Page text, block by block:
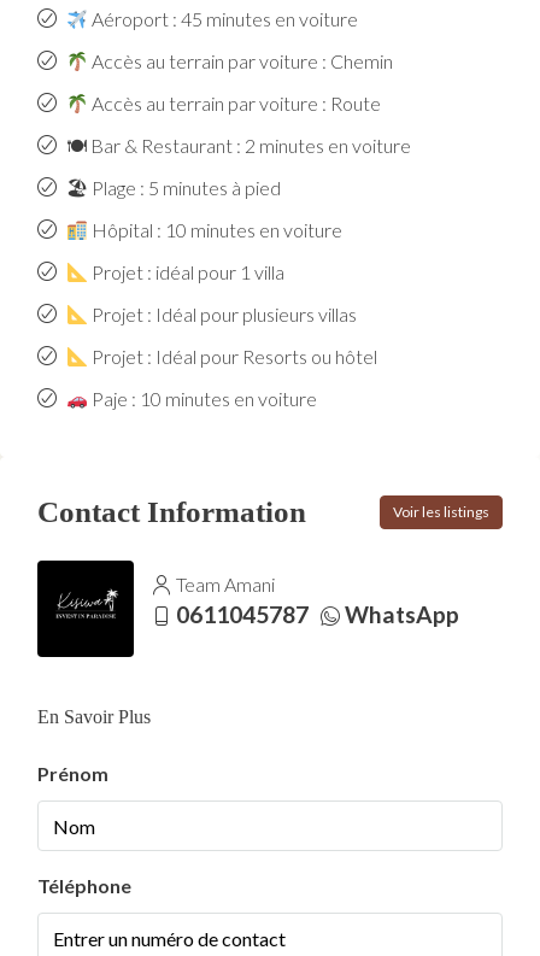
Aéroport : 45 minutes en voiture
Accès au terrain par voiture : Chemin
Accès au terrain par voiture : Route
🍽 Bar & Restaurant : 2 minutes en voiture
🏖 Plage : 5 minutes à pied
Hôpital : 10 minutes en voiture
Projet : idéal pour 1 villa
Projet : Idéal pour plusieurs villas
Projet : Idéal pour Resorts ou hôtel
Paje : 10 minutes en voiture
Contact Information Voir les listings
Team Amani
0611045787 WhatsApp
En Savoir Plus
Prénom
Téléphone